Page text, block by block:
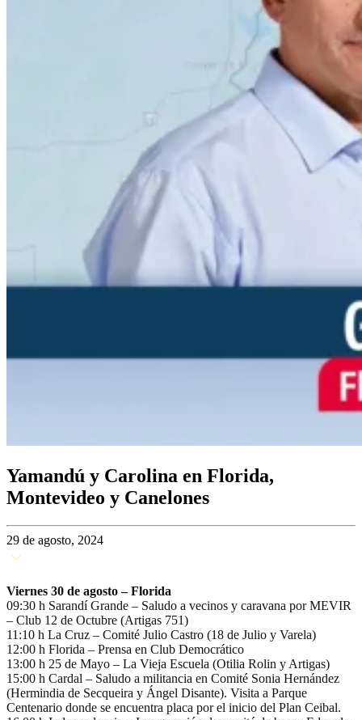
Yamandú y Carolina en Florida,
Montevideo y Canelones
29 de agosto, 2024
Viernes 30 de agosto – Florida
09:30 h Sarandí Grande – Saludo a vecinos y caravana por MEVIR
– Club 12 de Octubre (Artigas 751)
11:10 h La Cruz – Comité Julio Castro (18 de Julio y Varela)
12:00 h Florida – Prensa en Club Democrático
13:00 h 25 de Mayo – La Vieja Escuela (Otilia Rolin y Artigas)
15:00 h Cardal – Saludo a militancia en Comité Sonia Hernández
(Hermindia de Secqueira y Ángel Disante). Visita a Parque
Centenario donde se encuentra placa por el inicio del Plan Ceibal.